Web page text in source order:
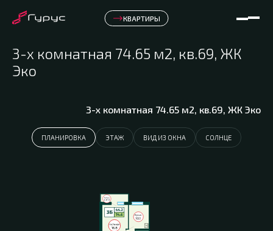
КВАРТИРЫ
3-х комнатная 74.65 м2, кв.69, ЖК
Эко
3-х комнатная 74.65 м2, кв.69, ЖК Эко
ПЛАНИРОВКА ЭТАЖ ВИД ИЗ ОКНА СОЛНЦЕ